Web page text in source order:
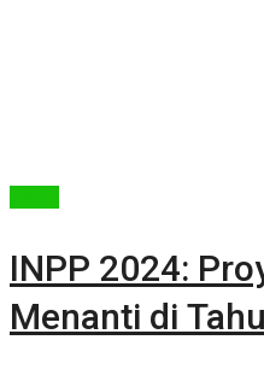
INPP 2024:
Menanti di